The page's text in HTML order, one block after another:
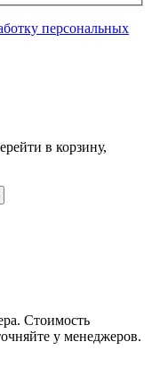
персональных
в корзину,
Стоимость
у менеджеров.